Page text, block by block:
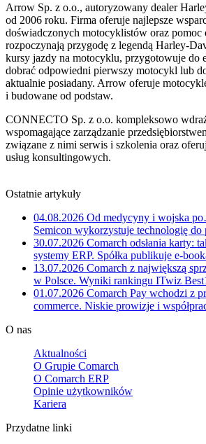
Arrow Sp. z o.o., autoryzowany dealer
od 2006 roku. Firma oferuje najlepsze
doświadczonych motocyklistów oraz pomoc
rozpoczynają przygodę z legendą Harley-
kursy jazdy na motocyklu, przygotowuje do
dobrać odpowiedni pierwszy motocykl lub
aktualnie posiadany. Arrow oferuje
i budowane od podstaw.
CONNECTO Sp. z o.o. kompleksowo
wspomagające zarządzanie
związane z nimi serwis i szkolenia oraz
usług konsultingowych.
Ostatnie artykuły
04.08.2026 Od medycyny i wojska
Semicon wykorzystuje technologię
30.07.2026 Comarch odsłania karty:
systemy ERP. Spółka publikuje e-
13.07.2026 Comarch z największą
w Polsce. Wyniki rankingu ITwiz
01.07.2026 Comarch Pay wchodzi z
commerce. Niskie prowizje i
O nas
Aktualności
O Grupie Comarch
O Comarch ERP
Opinie użytkowników
Kariera
Przydatne linki